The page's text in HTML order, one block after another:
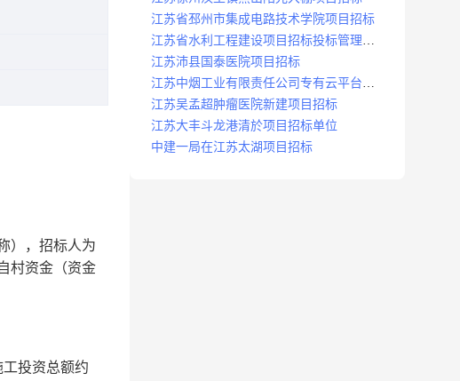
），招标人为
村资金 （资金
工投资总额约
江苏省邳州市集成电路技术学院项目招标
江苏省水利工程建设项目招标投标管理办
法
江苏沛县国泰医院项目招标
江苏中烟工业有限责任公司专有云平台扩
容项目招标
江苏吴孟超肿瘤医院新建项目招标
江苏大丰斗龙港清於项目招标单位
中建一局在江苏太湖项目招标